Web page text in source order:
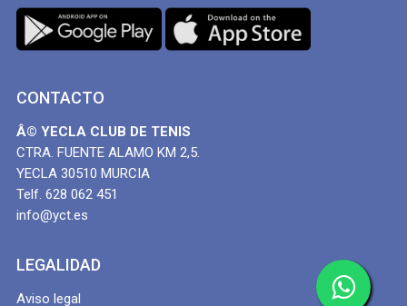
CONTACTO
Â© YECLA CLUB DE TENIS
CTRA. FUENTE ALAMO KM 2,5.
YECLA 30510 MURCIA
Telf. 628 062 451
info@yct.es
LEGALIDAD
Aviso legal